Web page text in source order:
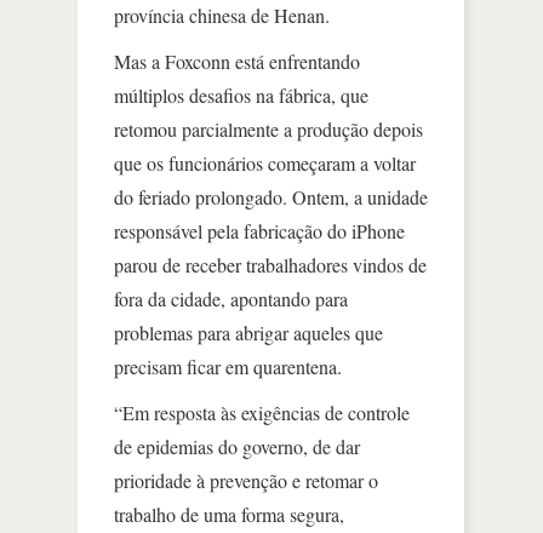
província chinesa de Henan.
Mas a Foxconn está enfrentando
múltiplos desafios na fábrica, que
retomou parcialmente a produção depois
que os funcionários começaram a voltar
do feriado prolongado. Ontem, a unidade
responsável pela fabricação do iPhone
parou de receber trabalhadores vindos de
fora da cidade, apontando para
problemas para abrigar aqueles que
precisam ficar em quarentena.
“Em resposta às exigências de controle
de epidemias do governo, de dar
prioridade à prevenção e retomar o
trabalho de uma forma segura,